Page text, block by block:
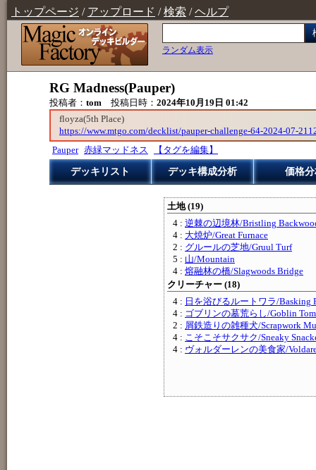
トップページ / アップロード /検索 /ヘルプ
ランダム表示
RG Madness(Pauper)
投稿者： tom 投稿日時： 2024年10月19日 01:42
floyza(5th Place)
https://www.mtgo.com/decklist/pauper-challenge-64-2024-07-
Pauper 赤緑マッドネス 【タグを編集】
デッキリスト デッキ構成分析 価格
土地 (19)
4 : 逆棘の辺境林/Bristling
4 : 大焼炉/Great Furnace
2 : グルールの芝地/Gruul Turf
5 : 山/Mountain
4 : 熔融林の橋/Slagwoods Bridge
クリーチャー (18)
4 : 日を浴びるルートワラ/Basking
4 : ゴブリンの墓荒らし/Goblin
2 : 屑鉄造りの雑種犬/Scrapwork
4 : こそこそサクサク/Sneaky
4 : ヴォルダーレンの美食家/